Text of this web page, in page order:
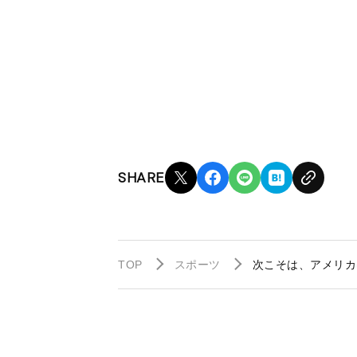
SHARE
TOP スポーツ 次こそは、アメリ